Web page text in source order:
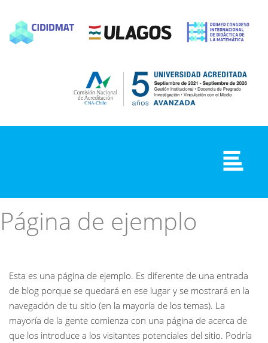
Página de ejemplo
Esta es una página de ejemplo. Es diferente de una entrada
de blog porque se quedará en ese lugar y se mostrará en la
navegación de tu sitio (en la mayoría de los temas). La
mayoría de la gente comienza con una página de acerca de
que los introduce a los visitantes potenciales del sitio. Podría